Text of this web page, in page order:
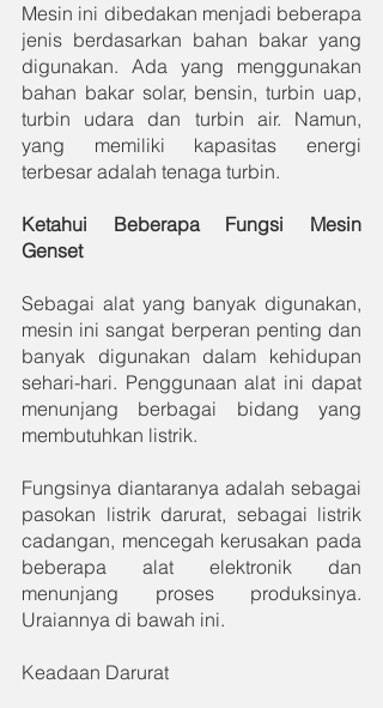
Mesin ini dibedakan menjadi beberapa
jenis berdasarkan bahan bakar yang
digunakan. Ada yang menggunakan
bahan bakar solar, bensin, turbin uap,
turbin udara dan turbin air. Namun,
yang memiliki kapasitas energi
terbesar adalah tenaga turbin.
Ketahui Beberapa Fungsi Mesin
Genset
Sebagai alat yang banyak digunakan,
mesin ini sangat berperan penting dan
banyak digunakan dalam kehidupan
sehari-hari. Penggunaan alat ini dapat
menunjang berbagai bidang yang
membutuhkan listrik.
Fungsinya diantaranya adalah sebagai
pasokan listrik darurat, sebagai listrik
cadangan, mencegah kerusakan pada
beberapa alat elektronik dan
menunjang proses produksinya.
Uraiannya di bawah ini.
Keadaan Darurat